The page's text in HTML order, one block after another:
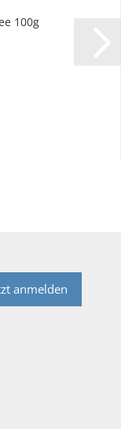
100g
anmelden